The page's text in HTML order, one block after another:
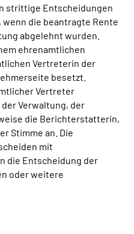
(DGS)
strittige Entscheidungen
wenn die beantragte Rente
abgelehnt wurden.
ehrenamtlichen
Vertreterin der
besetzt.
Vertreter
Verwaltung, der
die Berichterstatterin,
Stimme an. Die
mit
die Entscheidung der
oder weitere